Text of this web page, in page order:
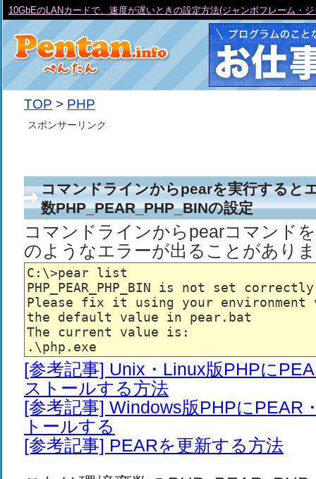
TOP > PHP
コマンドラインからpearを実行すると
数PHP_PEAR_PHP_BINの設定
コマンドラインからpearコマンド
のようなエラーが出ることがあり
C:\>pear list
PHP_PEAR_PHP_BIN is not set
Please fix it using your environment
the default value in pear.bat
The current value is:
[参考記事] Unix・Linux版PHPに
ストールする方法
[参考記事] Windows版PHPにPEAR
トールする
[参考記事] PEARを更新する方法
スポンサーリンク
10GbEのLANカードで、速度が遅いときの設定方法(ジャンボフレーム・